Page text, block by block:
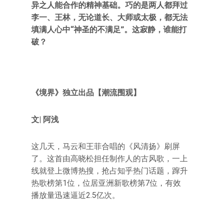
异之人能合作的精神基础。巧的是两人都拜过
李一、王林，无论道长、大师或太极，都无法
填满人心中“神圣的不满足”。这寂静，谁能打
破？
《境界》独立出品【潮流围观】
文| 阿浅
这几天，马云和王菲合唱的《风清扬》刷屏
了。这首由高晓松担任制作人的古风歌，一上
线就登上微博热搜，抢占知乎热门话题，蹿升
热歌榜第1位，位居亚洲新歌榜第7位，有效
播放量迅速逼近2.5亿次。